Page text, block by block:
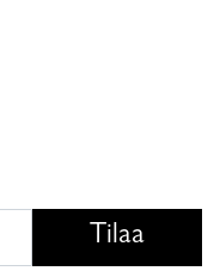
Tilaa